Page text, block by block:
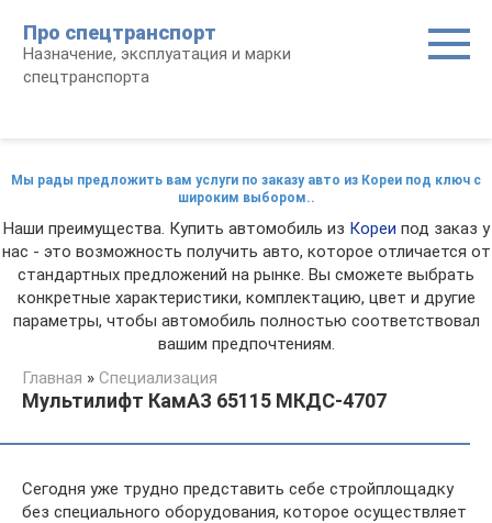
контенту
Про спецтранспорт
Назначение, эксплуатация и марки
спецтранспорта
Мы рады предложить вам услуги по заказу авто из Кореи под ключ с
широким выбором..
Наши преимущества. Купить автомобиль из Кореи под заказ у
нас - это возможность получить авто, которое отличается от
стандартных предложений на рынке. Вы сможете выбрать
конкретные характеристики, комплектацию, цвет и другие
параметры, чтобы автомобиль полностью соответствовал
вашим предпочтениям.
Главная » Специализация
Мультилифт КамАЗ 65115 МКДС-4707
Сегодня уже трудно представить себе стройплощадку
без специального оборудования, которое осуществляет